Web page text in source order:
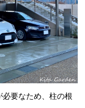
要なため、柱の根